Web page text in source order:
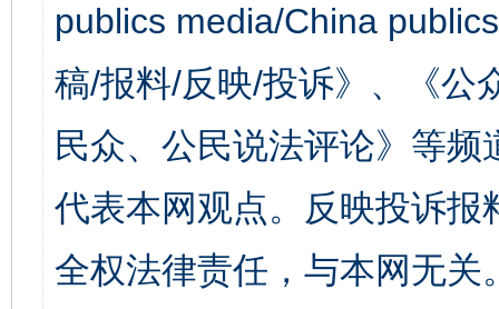
publics media/China
稿/报料/反映/投诉》、《公
民众、公民说法评论》等
代表本网观点。反映投诉
全权法律责任，与本网无